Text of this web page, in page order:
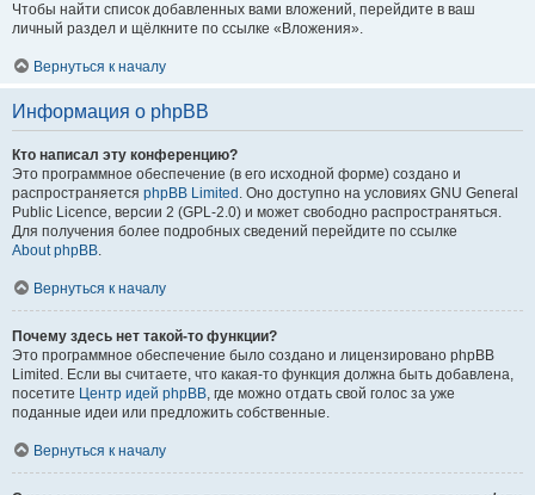
Чтобы найти список добавленных вами вложений, перейдите в ваш
личный раздел и щёлкните по ссылке «Вложения».
Вернуться к началу
Информация о phpBB
Кто написал эту конференцию?
Это программное обеспечение (в его исходной форме) создано и
распространяется phpBB Limited . Оно доступно на условиях GNU General
Public Licence, версии 2 (GPL-2.0) и может свободно распространяться.
Для получения более подробных сведений перейдите по ссылке
About phpBB.
Вернуться к началу
Почему здесь нет такой-то функции?
Это программное обеспечение было создано и лицензировано phpBB
Limited. Если вы считаете, что какая-то функция должна быть добавлена,
посетите Центр идей phpBB, где можно отдать свой голос за уже
поданные идеи или предложить собственные.
Вернуться к началу